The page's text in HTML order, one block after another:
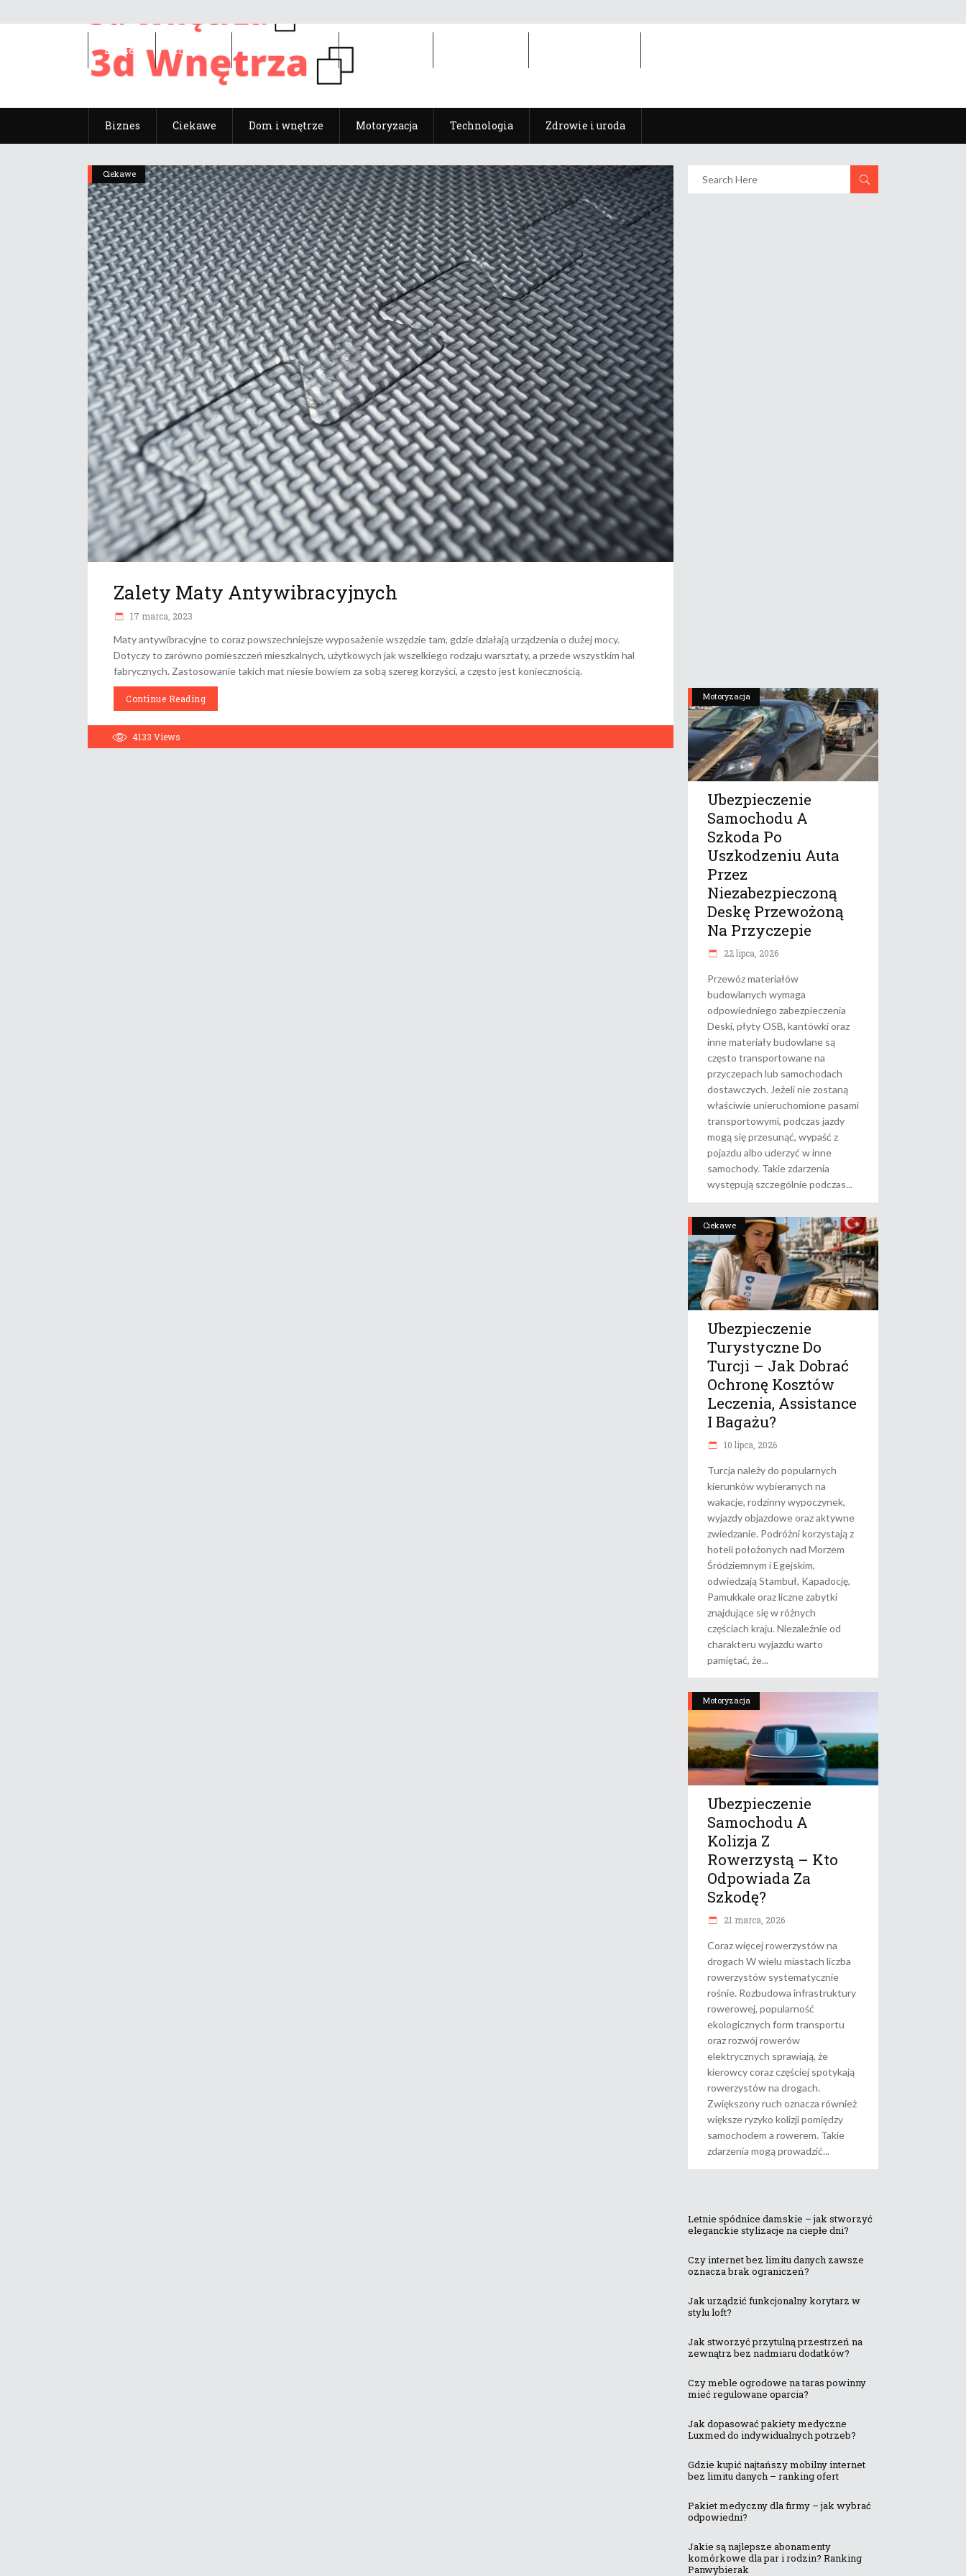
Biznes Ciekawe Dom i wnętrze Motoryzacja Technologia Zdrowie i uroda
Biznes Ciekawe
Ciekawe
Zalety Maty Antywibracyjnych
17 marca, 2023
Maty antywibracyjne to coraz powszechniejsze wyposażenie wszędzie tam, gdzie działają urządzenia o dużej mocy.
Dotyczy to zarówno pomieszczeń mieszkalnych, użytkowych jak wszelkiego rodzaju warsztaty, a przede wszystkim hal
fabrycznych. Zastosowanie takich mat niesie bowiem za sobą szereg korzyści, a często jest koniecznością.
Continue Reading
4133 Views
Motoryzacja
Ubezpieczenie
Samochodu A
Szkoda Po
Uszkodzeniu Auta
Przez
Niezabezpieczoną
Deskę Przewożoną
Na Przyczepie
22 lipca, 2026
Przewóz materiałów
budowlanych wymaga
odpowiedniego zabezpieczenia
Deski, płyty OSB, kantówki oraz
inne materiały budowlane są
często transportowane na
przyczepach lub samochodach
dostawczych. Jeżeli nie zostaną
właściwie unieruchomione pasami
transportowymi, podczas jazdy
mogą się przesunąć, wypaść z
pojazdu albo uderzyć w inne
samochody. Takie zdarzenia
występują szczególnie podczas
Ciekawe
Ubezpieczenie
Turystyczne Do
Turcji – Jak Dobrać
Ochronę Kosztów
Leczenia, Assistance
I Bagażu?
10 lipca, 2026
Turcja należy do popularnych
kierunków wybieranych na
wakacje, rodzinny wypoczynek,
wyjazdy objazdowe oraz aktywne
zwiedzanie. Podróżni korzystają z
hoteli położonych nad Morzem
Śródziemnym i Egejskim,
odwiedzają Stambuł, Kapadocję,
Pamukkale oraz liczne zabytki
znajdujące się w różnych
częściach kraju. Niezależnie od
charakteru wyjazdu warto
pamiętać, że
Motoryzacja
Ubezpieczenie
Samochodu A
Kolizja Z
Rowerzystą – Kto
Odpowiada Za
Szkodę?
21 marca, 2026
Coraz więcej rowerzystów na
drogach W wielu miastach liczba
rowerzystów systematycznie
rośnie. Rozbudowa infrastruktury
rowerowej, popularność
ekologicznych form transportu
oraz rozwój rowerów
elektrycznych sprawiają, że
kierowcy coraz częściej spotykają
rowerzystów na drogach.
Zwiększony ruch oznacza również
większe ryzyko kolizji pomiędzy
samochodem a rowerem. Takie
zdarzenia mogą prowadzić
Letnie spódnice damskie – jak stworzyć
eleganckie stylizacje na ciepłe dni?
Czy internet bez limitu danych zawsze
oznacza brak ograniczeń?
Jak urządzić funkcjonalny korytarz w
stylu loft?
Jak stworzyć przytulną przestrzeń na
zewnątrz bez nadmiaru dodatków?
Czy meble ogrodowe na taras powinny
mieć regulowane oparcia?
Jak dopasować pakiety medyczne
Luxmed do indywidualnych potrzeb?
Gdzie kupić najtańszy mobilny internet
bez limitu danych – ranking ofert
Pakiet medyczny dla firmy – jak wybrać
odpowiedni?
Jakie są najlepsze abonamenty
komórkowe dla par i rodzin? Ranking
Panwybierak